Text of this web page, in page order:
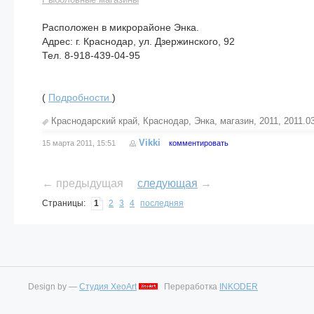
Расположен в микрорайоне Энка.
Адрес: г. Краснодар, ул. Дзержинского, 92
Тел. 8-918-439-04-95
( Подробности )
Краснодарский край, Краснодар, Энка, магазин, 2011,
15 марта 2011, 15:51 Vikki комментировать
← предыдущая следующая →
Страницы: 1 2 3 4 последняя
Design by — Студия XeoArt Переработка INKODER